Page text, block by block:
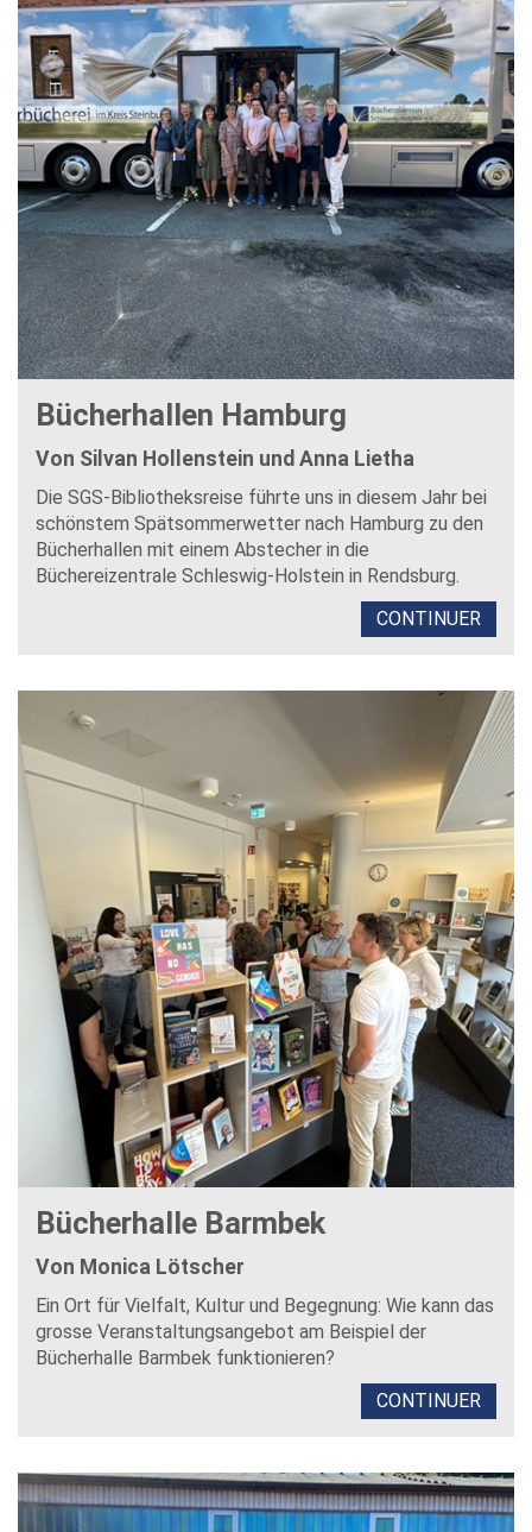
Bücherhallen Hamburg
Von Silvan Hollenstein und Anna Lietha
Die SGS-Bibliotheksreise führte uns in diesem Jahr bei
schönstem Spätsommerwetter nach Hamburg zu den
Bücherhallen mit einem Abstecher in die
Büchereizentrale Schleswig-Holstein in Rendsburg.
CONTINUER
Bücherhalle Barmbek
Von Monica Lötscher
Ein Ort für Vielfalt, Kultur und Begegnung: Wie kann das
grosse Veranstaltungsangebot am Beispiel der
Bücherhalle Barmbek funktionieren?
CONTINUER